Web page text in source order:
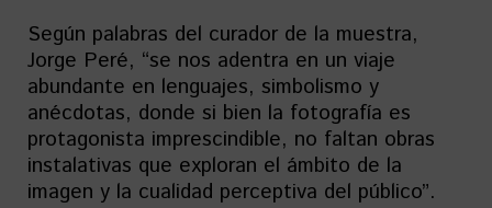
Según palabras del curador de la muestra,
Jorge Peré, “se nos adentra en un viaje
abundante en lenguajes, simbolismo y
anécdotas, donde si bien la fotografía es
protagonista imprescindible, no faltan obras
instalativas que exploran el ámbito de la
imagen y la cualidad perceptiva del público”.